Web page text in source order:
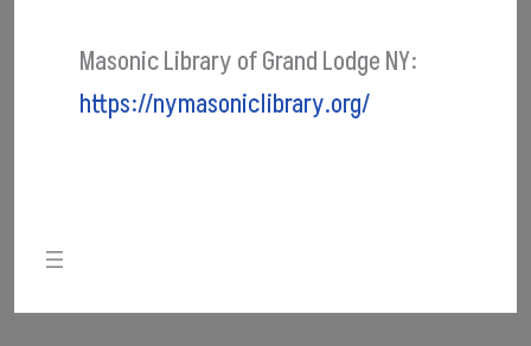
Masonic Library of Grand Lodge NY:
https://nymasoniclibrary.org/